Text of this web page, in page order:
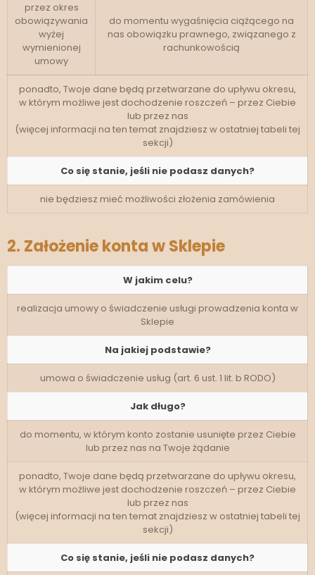
przez okres
obowiązywania
wyżej
wymienionej
umowy
do momentu wygaśnięcia ciążącego na
nas obowiązku prawnego, związanego z
rachunkowością
ponadto, Twoje dane będą przetwarzane do upływu okresu,
w którym możliwe jest dochodzenie roszczeń – przez Ciebie
lub przez nas
(więcej informacji na ten temat znajdziesz w ostatniej tabeli tej
sekcji)
Co się stanie, jeśli nie podasz danych?
nie będziesz mieć możliwości złożenia zamówienia
2. Założenie konta w Sklepie
W jakim celu?
realizacja umowy o świadczenie usługi prowadzenia konta w
Sklepie
Na jakiej podstawie?
umowa o świadczenie usług (art. 6 ust. 1 lit. b RODO)
Jak długo?
do momentu, w którym konto zostanie usunięte przez Ciebie
lub przez nas na Twoje żądanie
ponadto, Twoje dane będą przetwarzane do upływu okresu,
w którym możliwe jest dochodzenie roszczeń – przez Ciebie
lub przez nas
(więcej informacji na ten temat znajdziesz w ostatniej tabeli tej
sekcji)
Co się stanie, jeśli nie podasz danych?